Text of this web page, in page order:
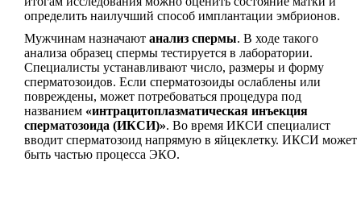
определить наилучший способ имплантации эмбрионов.
Мужчинам назначают анализ спермы. В ходе такого
анализа образец спермы тестируется в лаборатории.
Специалисты устанавливают число, размеры и форму
сперматозоидов. Если сперматозоиды ослаблены или
повреждены, может потребоваться процедура под
названием «интрацитоплазматическая инъекция
сперматозоида (ИКСИ)». Во время ИКСИ специалист
вводит сперматозоид напрямую в яйцеклетку. ИКСИ может
быть частью процесса ЭКО.